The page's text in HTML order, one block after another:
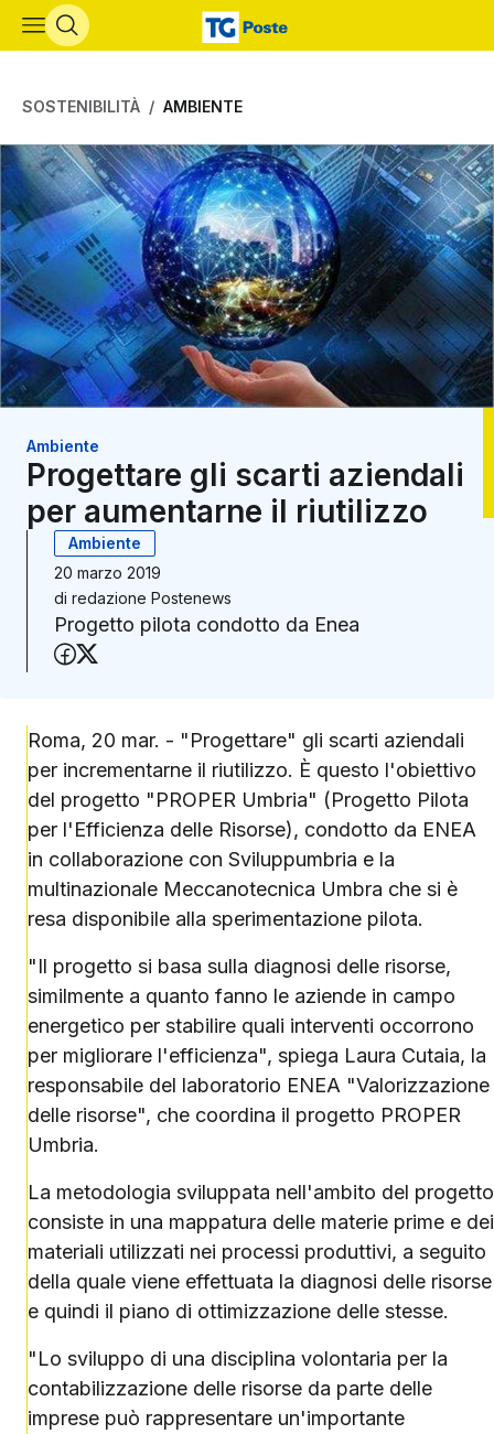
Vai al contenuto principale
SOSTENIBILITÀ AMBIENTE
Ambiente
Progettare gli scarti aziendali
per aumentarne il riutilizzo
Ambiente
20 marzo 2019
di redazione Postenews
Progetto pilota condotto da Enea
Condividi su Facebook
Roma, 20 mar. - "Progettare" gli scarti aziendali
per incrementarne il riutilizzo. È questo l'obiettivo
del progetto "PROPER Umbria" (Progetto Pilota
per l'Efficienza delle Risorse), condotto da ENEA
in collaborazione con Sviluppumbria e la
multinazionale Meccanotecnica Umbra che si è
resa disponibile alla sperimentazione pilota.
"Il progetto si basa sulla diagnosi delle risorse,
similmente a quanto fanno le aziende in campo
energetico per stabilire quali interventi occorrono
per migliorare l'efficienza", spiega Laura Cutaia, la
responsabile del laboratorio ENEA "Valorizzazione
delle risorse", che coordina il progetto PROPER
Umbria.
La metodologia sviluppata nell'ambito del progetto
consiste in una mappatura delle materie prime e dei
materiali utilizzati nei processi produttivi, a seguito
della quale viene effettuata la diagnosi delle risorse
e quindi il piano di ottimizzazione delle stesse.
"Lo sviluppo di una disciplina volontaria per la
contabilizzazione delle risorse da parte delle
imprese può rappresentare un'importante